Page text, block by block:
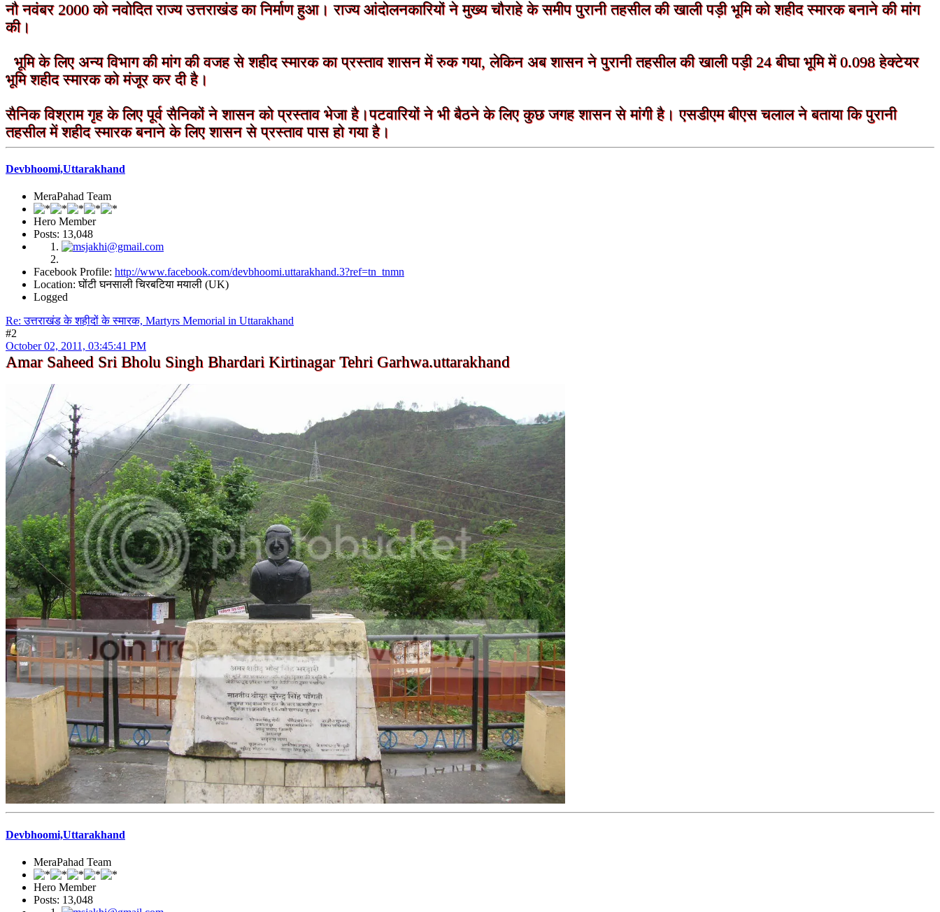
नौ नवंबर 2000 को नवोदित राज्य उत्तराखंड का निर्माण हुआ। राज्य आंदोलनकारियों ने मुख्य चौराहे के समीप पुरानी तहसील की खाली पड़ी भूमि को शहीद स्मारक बनाने की मांग
की।
भूमि के लिए अन्य विभाग की मांग की वजह से शहीद स्मारक का प्रस्ताव शासन में रुक गया, लेकिन अब शासन ने पुरानी तहसील की खाली पड़ी 24 बीघा भूमि में 0.098 हेक्टेयर
भूमि शहीद स्मारक को मंजूर कर दी है।
सैनिक विश्राम गृह के लिए पूर्व सैनिकों ने शासन को प्रस्ताव भेजा है।पटवारियों ने भी बैठने के लिए कुछ जगह शासन से मांगी है। एसडीएम बीएस चलाल ने बताया कि पुरानी
तहसील में शहीद स्मारक बनाने के लिए शासन से प्रस्ताव पास हो गया है।
Devbhoomi,Uttarakhand
MeraPahad Team
Hero Member
Posts: 13,048
Facebook Profile: http://www.facebook.com/devbhoomi.uttarakhand.3?ref=tn_tnmn
Location: घोंटी घनसाली चिरबटिया मयाली (UK)
Logged
Re: उत्तराखंड के शहीदों के स्मारक, Martyrs Memorial in Uttarakhand
#2
October 02, 2011, 03:45:41 PM
Amar Saheed Sri Bholu Singh Bhardari Kirtinagar Tehri Garhwa.uttarakhand
Devbhoomi,Uttarakhand
MeraPahad Team
Hero Member
Posts: 13,048